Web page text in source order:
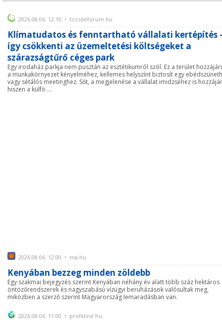
2026.08.06. 12:10 • tozsdeforum.hu
Klímatudatos és fenntartható vállalati kertépítés -
így csökkenti az üzemeltetési költségeket a
szárazságtűrő céges park
Egy irodaház parkja nem pusztán az esztétikumról szól. Ez a terület
a munkakörnyezet kényelméhez, kellemes helyszínt biztosít egy
vagy sétálós meetinghez. Sőt, a megjelenése a vállalat imidzséhez is
hiszen a külfö ...
2026.08.06. 12:00 • ma.hu
Kenyában bezzeg minden zöldebb
Egy szakmai bejegyzés szerint Kenyában néhány év alatt több száz hektáros
öntözőrendszerek és nagyszabású vízügyi beruházások valósultak meg,
miközben a szerző szerint Magyarország lemaradásban van.
2026.08.06. 11:00 • profitline.hu